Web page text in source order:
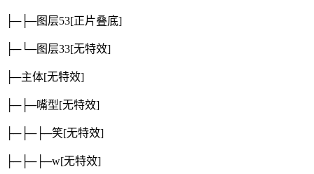
├─├─图层53[正片叠底]
├─└─图层33[无特效]
├─主体[无特效]
├─├─嘴型[无特效]
├─├─├─笑[无特效]
├─├─├─w[无特效]